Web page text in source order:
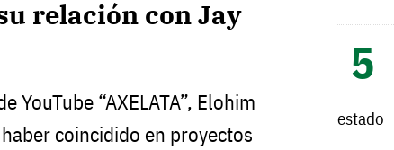
relación con Jay
YouTube “AXELATA”, Elohim
coincidido en proyectos
estado